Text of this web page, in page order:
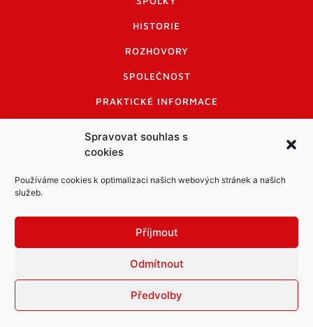
Spravovat souhlas s
cookies
Používáme cookies k optimalizaci našich webových stránek a našich
služeb.
Příjmout
Odmítnout
Předvolby
HISTORIE
ROZHOVORY
SPOLEČNOST
PRAKTICKÉ INFORMACE
INFORMACE A KODEX DISKUTUJÍCÍCH
LOGO A LOGO MANUÁL
Informace o zpracování osobních údajů